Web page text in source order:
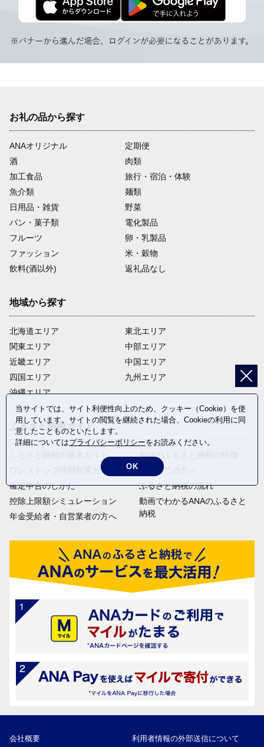
お礼の品から探す
ANAオリジナル
定期便
酒
肉類
加工食品
旅行・宿泊・体験
魚介類
麺類
日用品・雑貨
野菜
パン・菓子類
電化製品
フルーツ
卵・乳製品
ファッション
米・穀物
飲料(酒以外)
返礼品なし
地域から探す
北海道エリア
関東エリア
近畿エリア
四国エリア
沖縄エリア
東北エリア
中部エリア
中国エリア
九州エリア
ふるさと納税ガイド
ふるさと納税の基本ガイド
ワンストップ特例制度ガイド
確定申告のしかた
控除上限額シミュレーション
年金受給者・自営業者の方へ
ANAのふるさと納税の特徴
はじめての方へ
ふるさと納税の流れ
動画でわかるANAのふるさと
納税
会社概要 利用者情報の外部送信について
当サイトでは、サイト利便性向上のため、クッキー（Cookie）を使
用しています。サイトの閲覧を継続された場合、Cookieの利用に同
意したことものといたします。
詳細についてはプライバシーポリシーをお読みください。
OK